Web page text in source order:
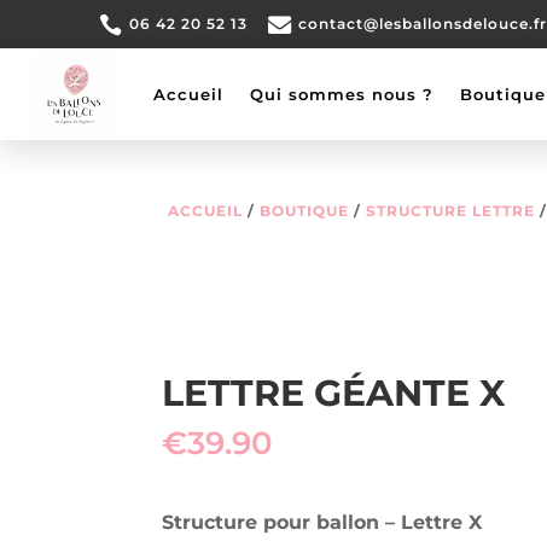
 06 42 20 52 13  contact@lesballonsdelouce.fr
Accueil Qui sommes nous ? Boutique
ACCUEIL BOUTIQUE STRUCTURE LETTRE
LETTRE GÉANTE X
€39.90
Structure pour ballon – Lettre X